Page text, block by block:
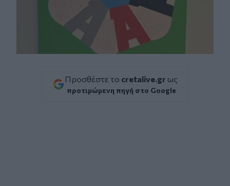
Προσθέστε το cretalive.gr ως
προτιμώμενη πηγή στο Google